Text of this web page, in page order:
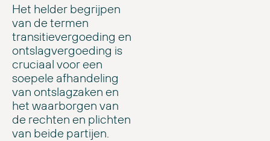
Het helder begrijpen
van de termen
transitievergoeding en
ontslagvergoeding is
cruciaal voor een
soepele afhandeling
van ontslagzaken en
het waarborgen van
de rechten en plichten
van beide partijen.